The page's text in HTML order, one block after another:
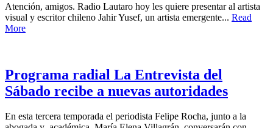
Atención, amigos. Radio Lautaro hoy les quiere presentar al artista
visual y escritor chileno Jahir Yusef, un artista emergente... Read
More
Programa radial La Entrevista del
Sábado recibe a nuevas autoridades
En esta tercera temporada el periodista Felipe Rocha, junto a la